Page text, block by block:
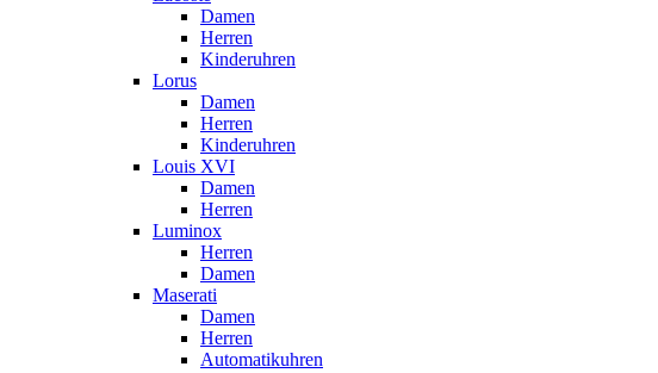
Damen
Herren
Kinderuhren
Lorus
Damen
Herren
Kinderuhren
Louis XVI
Damen
Herren
Luminox
Herren
Damen
Maserati
Damen
Herren
Automatikuhren